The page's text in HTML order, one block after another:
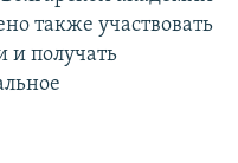
также участвовать
и получать